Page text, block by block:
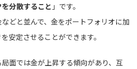
を分散すること 」です。
どと並んで、金をポートフォリオに加
安定させることができます。
面では金が上昇する傾向があり、互